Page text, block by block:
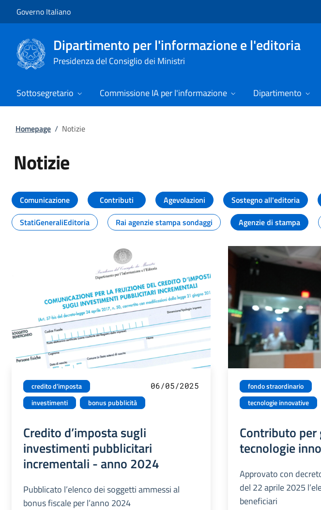
Governo Italiano
Dipartimento per l'informazione e l'editoria
Presidenza del Consiglio dei Ministri
Sottosegretario Commissione IA per l'informazione Dipartimento
Homepage / Notizie
Notizie
Tutti i contenuti della pagina Notizie
Comunicazione Contributi Agevolazioni Sostegno all'editoria
StatiGeneraliEditoria
Rai agenzie stampa sondaggi Agenzie di stampa
credito d'imposta
investimenti
bonus pubblicità
06/05/2025
Credito d’imposta sugli
investimenti pubblicitari
incrementali - anno 2024
Pubblicato l’elenco dei soggetti ammessi al
bonus fiscale per l’anno 2024
fondo straordinario
tecnologie innovative
Contributo
tecnologie
Approvato con
del 22 aprile 2025
beneficiari